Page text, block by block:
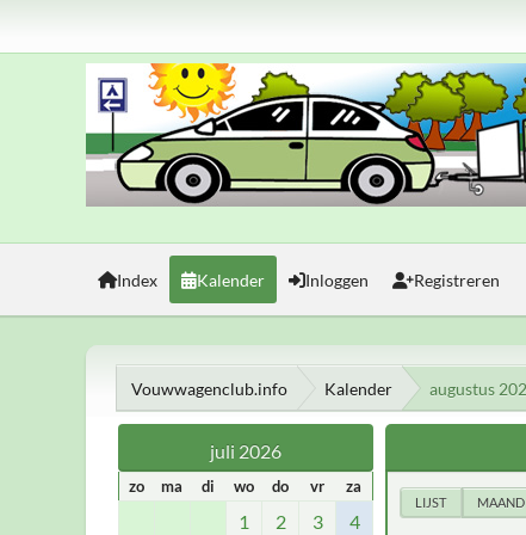
Index Kalender Inloggen Registreren
Vouwwagenclub.info Kalender augustus
juli 2026
zo ma di wo do vr za
1 2 3
4
LIJST MAAND